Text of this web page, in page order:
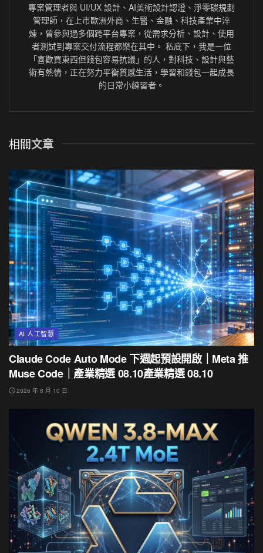
專案管理者與 UI/UX 設計、AI美術設計認證、淨零碳規劃
管理師，在上市歐洲外商、生醫、金融、科技產業中淬
煉，曾參與過多個跨平台專案，從需求分析、設計、使用
者測試到專案交付流程都樂在其中。 私底下，我是一位
「喜歡買東西但錢包容易抗議」的人，對科技、設計與藝
術有熱情，正在努力平衡質感生活，學習和錢包一起成長
的日常小練習者。
相關文章
AI 人工智慧
Claude Code Auto Mode 下週起預設開啟｜Meta 推
Muse Code｜產業精選 08.10產業精選 08.10
2026 年 8 月 10 日